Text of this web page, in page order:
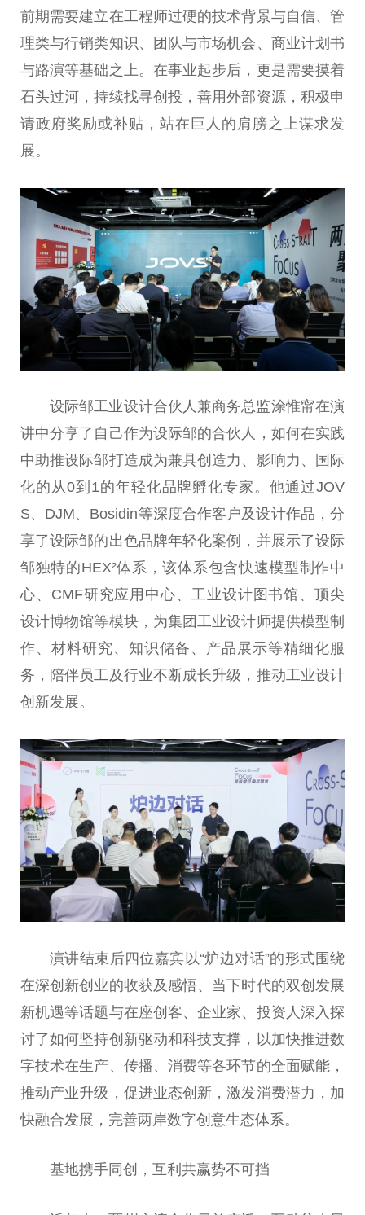
前期需要建立在工程师过硬的技术背景与自信、管
理类与行销类知识、团队与市场机会、商业计划书
与路演等基础之上。在事业起步后，更是需要摸着
石头过河，持续找寻创投，善用外部资源，积极申
请政府奖励或补贴，站在巨人的肩膀之上谋求发
展。
设际邹工业设计合伙人兼商务总监涂惟甯在演
讲中分享了自己作为设际邹的合伙人，如何在实践
中助推设际邹打造成为兼具创造力、影响力、国际
化的从0到1的年轻化品牌孵化专家。他通过JOV
S、DJM、Bosidin等深度合作客户及设计作品，分
享了设际邹的出色品牌年轻化案例，并展示了设际
邹独特的HEX²体系，该体系包含快速模型制作中
心、CMF研究应用中心、工业设计图书馆、顶尖
设计博物馆等模块，为集团工业设计师提供模型制
作、材料研究、知识储备、产品展示等精细化服
务，陪伴员工及行业不断成长升级，推动工业设计
创新发展。
演讲结束后四位嘉宾以“炉边对话”的形式围绕
在深创新创业的收获及感悟、当下时代的双创发展
新机遇等话题与在座创客、企业家、投资人深入探
讨了如何坚持创新驱动和科技支撑，以加快推进数
字技术在生产、传播、消费等各环节的全面赋能，
推动产业升级，促进业态创新，激发消费潜力，加
快融合发展，完善两岸数字创意生态体系。
基地携手同创，互利共赢势不可挡